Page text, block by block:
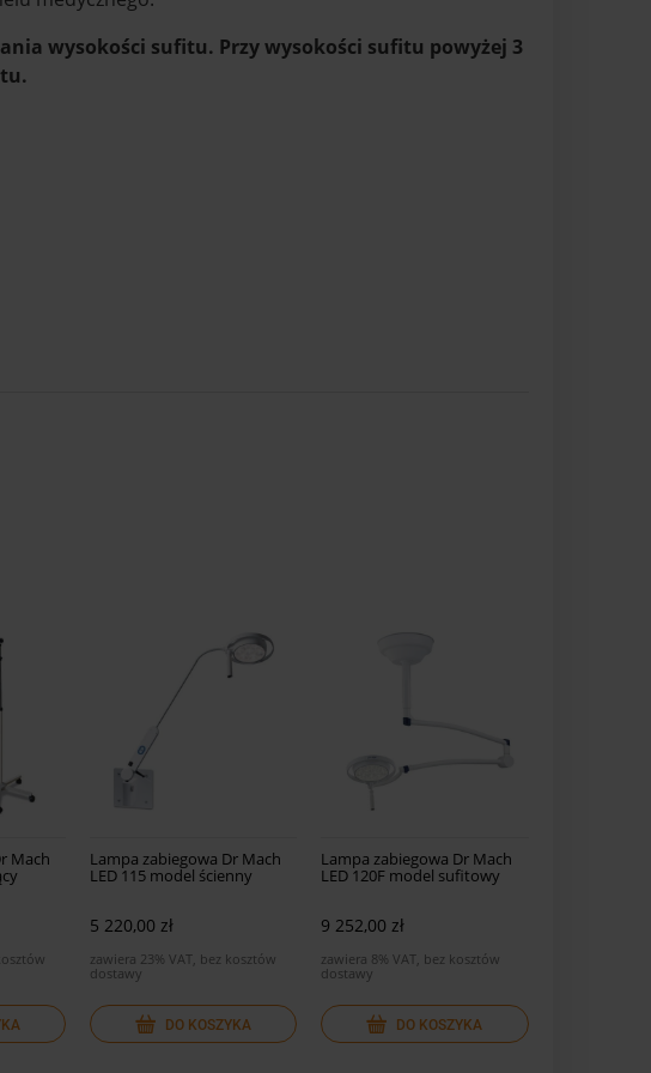
wysokości sufitu. Przy wysokości sufitu powyżej 3
Mach Lampa zabiegowa Dr Mach
LED 115 model ścienny
5 220,00 zł
zawiera 23% VAT, bez kosztów
dostawy
DO KOSZYKA
Lampa zabiegowa Dr Mach
LED 120F model sufitowy
9 252,00 zł
zawiera 8% VAT, bez kosztów
dostawy
DO KOSZYKA